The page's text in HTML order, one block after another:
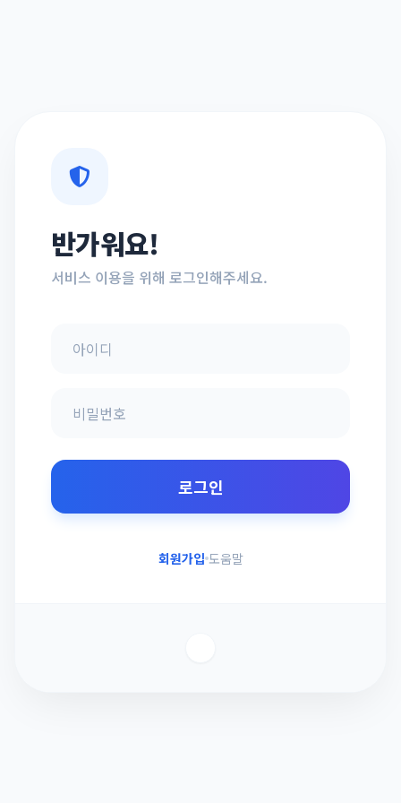
반가워요!
서비스 이용을 위해 로그인해주세요.
로그인
회원가입 도움말